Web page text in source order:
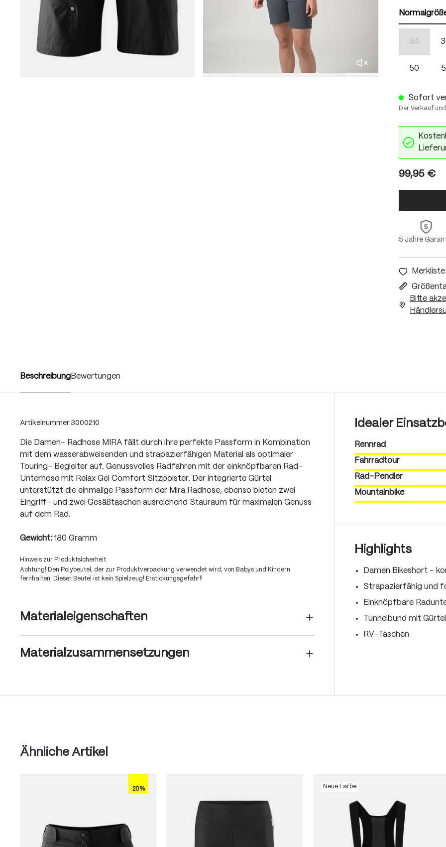
34
50
Sofort
Der Verkauf
99,95 €
5 Jahre
Merkliste
Bitte
Beschreibung Bewertungen
Artikelnummer 3000210
Die Damen- Radhose MIRA fällt durch ihre perfekte Passform in Kombination
mit dem wasserabweisenden und strapazierfähigen Material als optimaler
Touring- Begleiter auf. Genussvolles Radfahren mit der einknöpfbaren Rad-
Unterhose mit Relax Gel Comfort Sitzpolster. Der integrierte Gürtel
unterstützt die einmalige Passform der Mira Radhose, ebenso bieten zwei
Eingriff- und zwei Gesäßtaschen ausreichend Stauraum für maximalen Genuss
auf dem Rad.
Gewicht: 180 Gramm
Hinweis zur Produktsicherheit
Achtung! Den Polybeutel, der zur Produktverpackung verwendet wird, von Babys und Kindern
fernhalten. Dieser Beutel ist kein Spielzeug! Erstickungsgefahr!!
Materialeigenschaften
Materialzusammensetzungen
Idealer
Rennrad
Fahrradtour
Rad-Pendler
Mountainbike
Highlights
Damen Bikeshort –
Strapazierfähig und
Einknöpfbare
Tunnelbund mit
RV-Taschen
Produktgalerie überspringen
Ähnliche Artikel
20% Neue Farbe